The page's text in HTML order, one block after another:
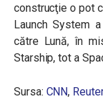
construcţie o pot
Launch System
către Lună, în
Starship, tot a
Sursa: CNN,